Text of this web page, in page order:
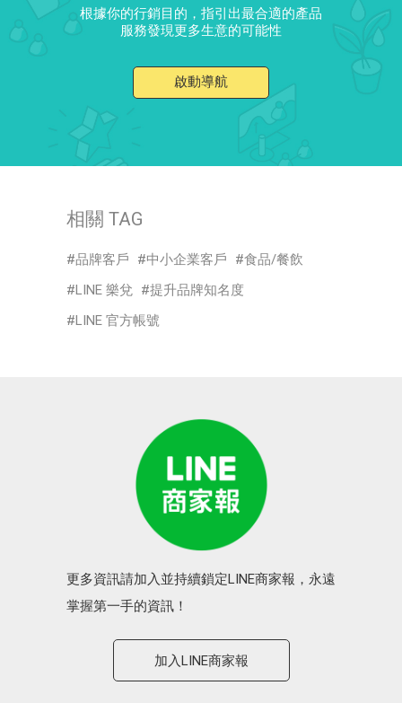
根據你的行銷目的，指引出最合適的產品
服務發現更多生意的可能性
啟動導航
相關 TAG
品牌客戶 中小企業客戶
食品/餐飲
LINE 樂兌
提升品牌知名度
LINE 官方帳號
更多資訊請加入並持續鎖定LINE商家報，永遠
掌握第一手的資訊！
加入LINE商家報